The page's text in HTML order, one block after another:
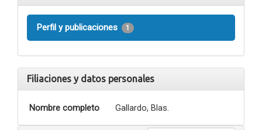
Perfil y publicaciones 1
Filiaciones y datos personales
Nombre completo Gallardo, Blas.